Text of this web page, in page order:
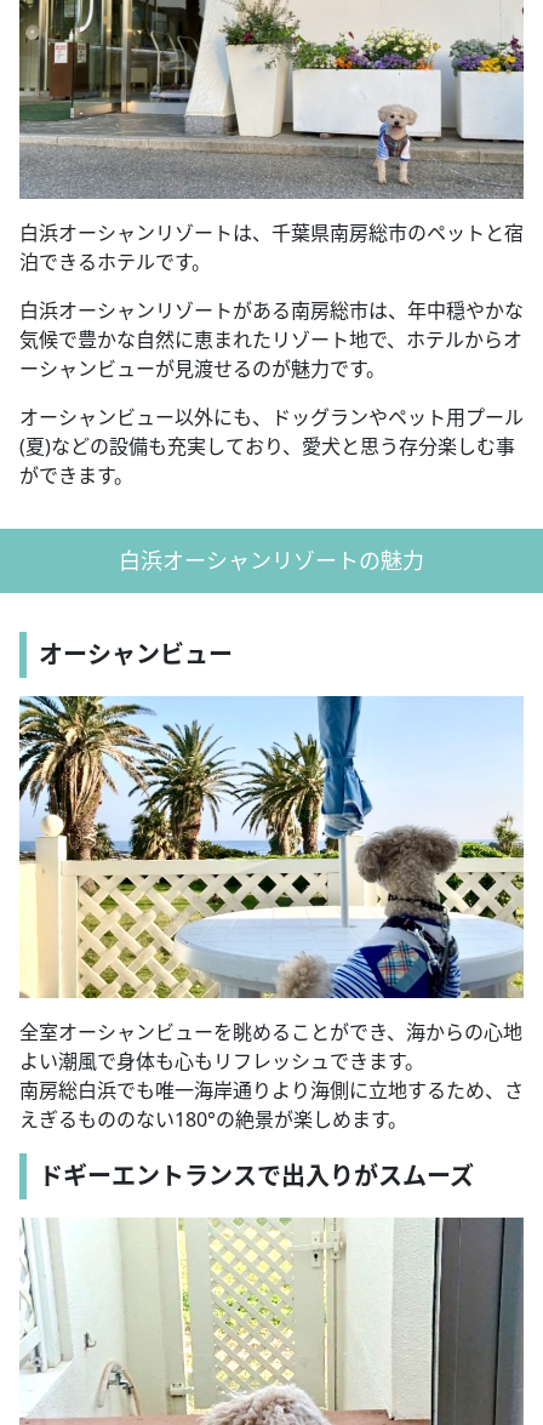
白浜オーシャンリゾートは、千葉県南房総市のペットと宿
泊できるホテルです。
白浜オーシャンリゾートがある南房総市は、年中穏やかな
気候で豊かな自然に恵まれたリゾート地で、ホテルからオ
ーシャンビューが見渡せるのが魅力です。
オーシャンビュー以外にも、ドッグランやペット用プール
(夏)などの設備も充実しており、愛犬と思う存分楽しむ事
ができます。
白浜オーシャンリゾートの魅力
オーシャンビュー
全室オーシャンビューを眺めることができ、海からの心地
よい潮風で身体も心もリフレッシュできます。
南房総白浜でも唯一海岸通りより海側に立地するため、さ
えぎるもののない180°の絶景が楽しめます。
ドギーエントランスで出入りがスムーズ